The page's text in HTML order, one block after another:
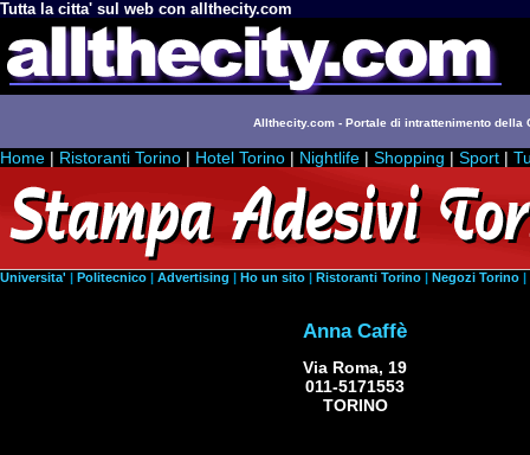
Tutta la citta' sul web con allthecity.com
Allthecity.com - Portale di intrattenimento della
Home | Ristoranti Torino | Hotel Torino | Nightlife | Shopping | Sport |
Universita' | Politecnico | Advertising | Ho un sito | Ristoranti Torino | Negozi Torino |
Anna Caffè
Via Roma, 19
011-5171553
TORINO